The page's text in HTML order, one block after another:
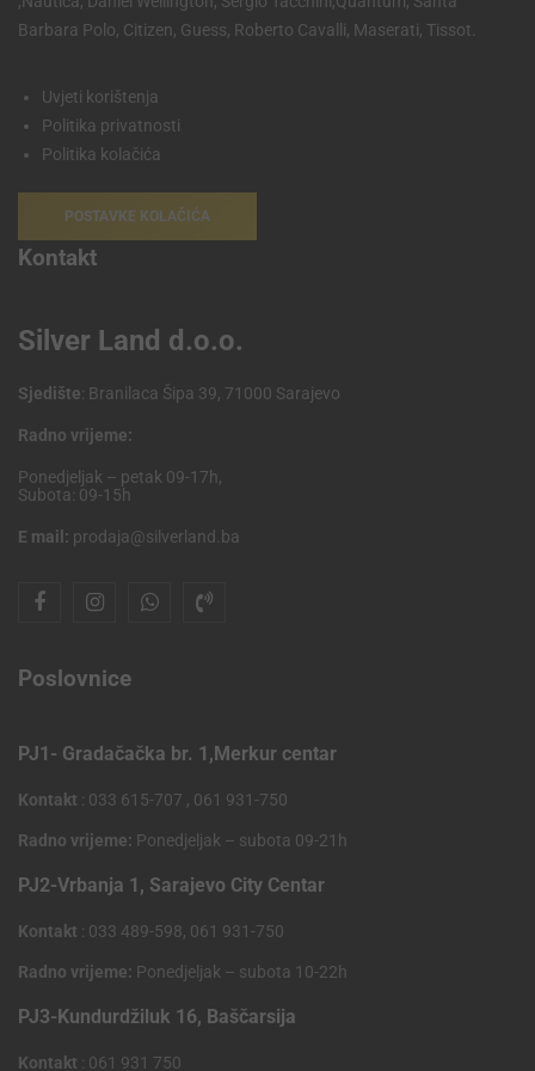
Barbara Polo, Citizen, Guess, Roberto Cavalli, Maserati, Tissot.
Uvjeti korištenja
Politika privatnosti
Politika kolačića
POSTAVKE KOLAČIĆA
Kontakt
Silver Land d.o.o.
Sjedište: Branilaca Šipa 39, 71000 Sarajevo
Radno vrijeme:
Ponedjeljak – petak 09-17h,
Subota: 09-15h
E mail: prodaja@silverland.ba
Poslovnice
PJ1- Gradačačka br. 1,Merkur centar
Kontakt : 033 615-707 , 061 931-750
Radno vrijeme: Ponedjeljak – subota 09-21h
PJ2-Vrbanja 1, Sarajevo City Centar
Kontakt : 033 489-598, 061 931-750
Radno vrijeme: Ponedjeljak – subota 10-22h
PJ3-Kundurdžiluk 16, Baščarsija
Kontakt : 061 931 750